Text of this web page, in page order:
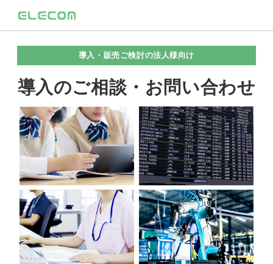
導入・販売ご検討の法人様向け
導入のご相談・お問い合わせ